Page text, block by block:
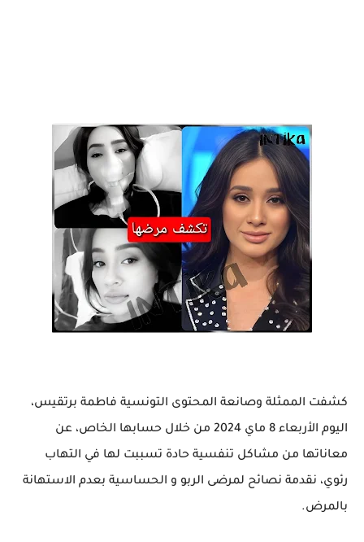
كشفت الممثلة وصانعة المحتوى التونسية فاطمة برتقيس،
اليوم الأربعاء 8 ماي 2024 من خلال حسابها الخاص، عن
معاناتها من مشاكل تنفسية حادة تسببت لها في التهاب
رئوي، نقدمة نصائح لمرضى الربو و الحساسية بعدم الاستهانة
بالمرض.